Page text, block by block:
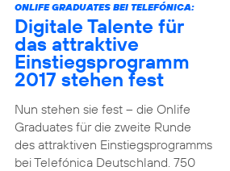
ONLIFE GRADUATES BEI TELEFÓNICA:
Digitale Talente für
das attraktive
Einstiegsprogramm
2017 stehen fest
Nun stehen sie fest – die Onlife
Graduates für die zweite Runde
des attraktiven Einstiegsprogramms
bei Telefónica Deutschland. 750